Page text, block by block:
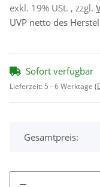
exkl. 19% USt. , zzgl.
UVP netto des
Sofort verfügbar
Lieferzeit: 5 - 6 Werktage
Gesamtpreis: